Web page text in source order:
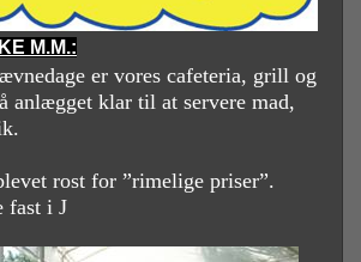
M.M.:
er vores cafeteria, grill og
anlægget klar til at servere mad,
rost for ”rimelige priser”.
fast i J